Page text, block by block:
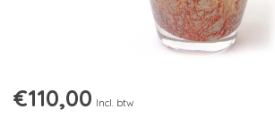
€110,00 Incl. btw